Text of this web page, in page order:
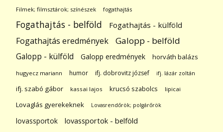
Filmek; filmsztárok; színészek fogathajtás
Fogathajtás - belföld Fogathajtás - külföld
Fogathajtás eredmények Galopp - belföld
Galopp - külföld Galopp eredmények horváth balázs
hugyecz mariann humor ifj. dobrovitz józsef ifj. lázár zoltán
ifj. szabó gábor kassai lajos krucsó szabolcs lipicai
Lovaglás gyerekeknek Lovasrendőrök; polgárőrök
lovassportok lovassportok - belföld